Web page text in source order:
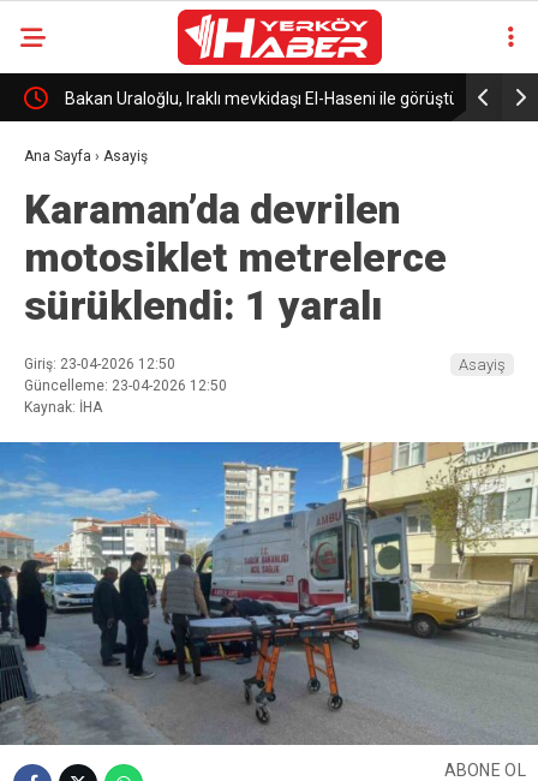
Bakan Uraloğlu, Iraklı mevkidaşı El-Haseni ile görüştü
Ana Sayfa › Asayiş
Karaman’da devrilen
motosiklet metrelerce
sürüklendi: 1 yaralı
Giriş: 23-04-2026 12:50
Güncelleme: 23-04-2026 12:50
Kaynak: İHA
Asayiş
ABONE OL